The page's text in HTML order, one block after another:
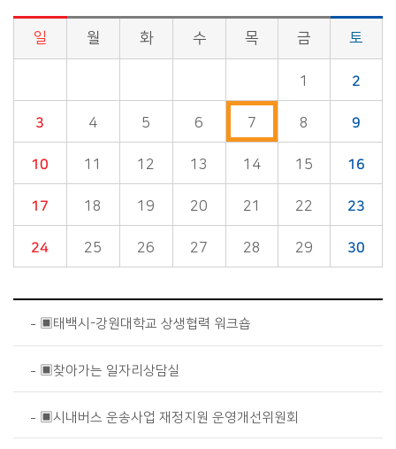
시정소식>시정 캘린더 게시판의 (2019년 11월) 달력형태로 일정명, 일정내용을 제공합니다.
일 월 화 수 목 금 토
1 2
3 4 5 6 7 8 9
10 11 12 13 14 15 16
17 18 19 20 21 22 23
24 25 26 27 28 29 30
▣태백시-강원대학교 상생협력 워크숍
▣찾아가는 일자리상담실
▣시내버스 운송사업 재정지원 운영개선위원회